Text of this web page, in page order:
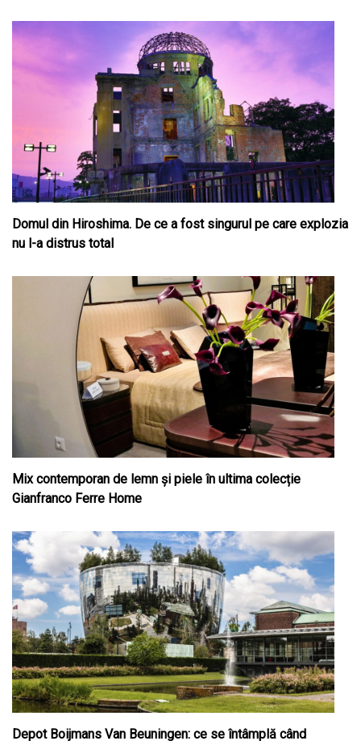
Domul din Hiroshima. De ce a fost singurul pe care explozia
nu l-a distrus total
Mix contemporan de lemn şi piele în ultima colecție
Gianfranco Ferre Home
Depot Boijmans Van Beuningen: ce se întâmplă când